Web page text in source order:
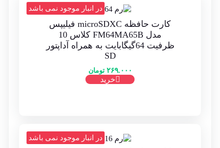
در انبار موجود نمی باشد
کارت حافظه‌ microSDXC فیلیپس
مدل FM64MA65B کلاس 10
ظرفیت 64گیگابایت به همراه آداپتور
SD
۲۶۹.۰۰۰ تومان
خرید
در انبار موجود نمی باشد